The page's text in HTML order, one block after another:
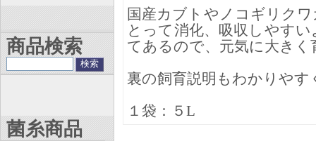
国産カブトやノコギリク
とって消化、吸収しやす
てあるので、元気に大き
裏の飼育説明もわかりやす
１袋：５L
商品検索
菌糸商品